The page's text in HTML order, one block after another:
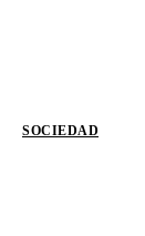
SOCIEDAD